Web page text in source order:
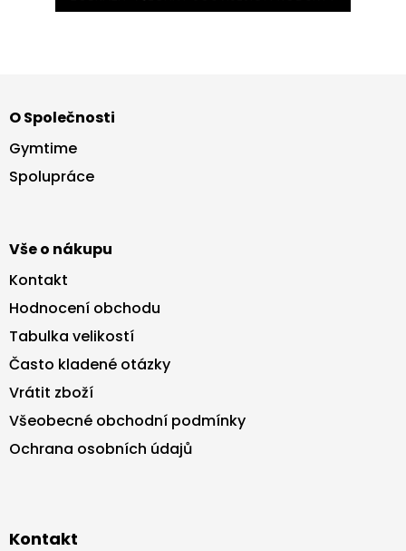
p
a
O Společnosti
Gymtime
Spolupráce
Vše o nákupu
Kontakt
Hodnocení obchodu
Tabulka velikostí
Často kladené otázky
Vrátit zboží
Všeobecné obchodní podmínky
Ochrana osobních údajů
Kontakt